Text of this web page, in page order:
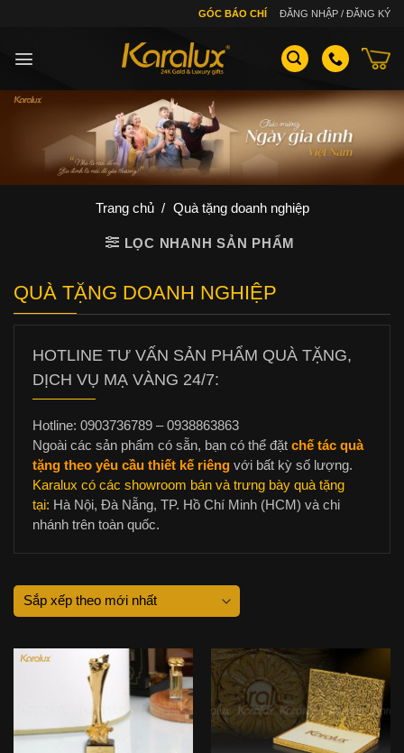
GÓC BÁO CHÍ ĐĂNG NHẬP / ĐĂNG KÝ
Trang chủ / Quà tặng doanh nghiệp
LỌC NHANH SẢN PHẨM
QUÀ TẶNG DOANH NGHIỆP
HOTLINE TƯ VẤN SẢN PHẨM QUÀ TẶNG,
DỊCH VỤ MẠ VÀNG 24/7:
Hotline: 0903736789 – 0938863863
Ngoài các sản phẩm có sẵn, bạn có thể đặt chế tác quà
tặng theo yêu cầu thiết kế riêng với bất kỳ số lượng.
Karalux có các showroom bán và trưng bày quà tặng
tại: Hà Nội, Đà Nẵng, TP. Hồ Chí Minh (HCM) và chi
nhánh trên toàn quốc.